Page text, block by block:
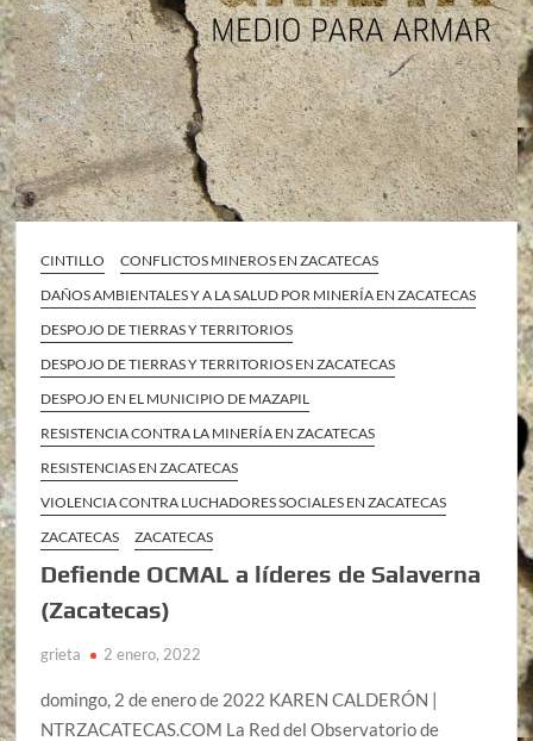
CINTILLO
CONFLICTOS MINEROS EN ZACATECAS
DAÑOS AMBIENTALES Y A LA SALUD POR MINERÍA EN ZACATECAS
DESPOJO DE TIERRAS Y TERRITORIOS
DESPOJO DE TIERRAS Y TERRITORIOS EN ZACATECAS
DESPOJO EN EL MUNICIPIO DE MAZAPIL
RESISTENCIA CONTRA LA MINERÍA EN ZACATECAS
RESISTENCIAS EN ZACATECAS
VIOLENCIA CONTRA LUCHADORES SOCIALES EN ZACATECAS
ZACATECAS
ZACATECAS
Defiende OCMAL a líderes de Salaverna
(Zacatecas)
grieta 2 enero, 2022
domingo, 2 de enero de 2022 KAREN CALDERÓN |
NTRZACATECAS.COM La Red del Observatorio de